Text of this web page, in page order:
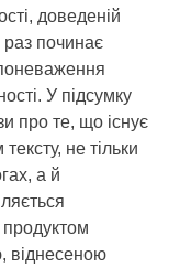
доведеній
починає
У підсумку
про те, що існує
тексту, не тільки
а й
віднесеною